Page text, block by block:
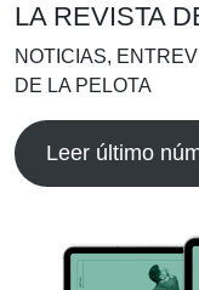
LA REVISTA
NOTICIAS,
DE LA PELOTA
Leer último